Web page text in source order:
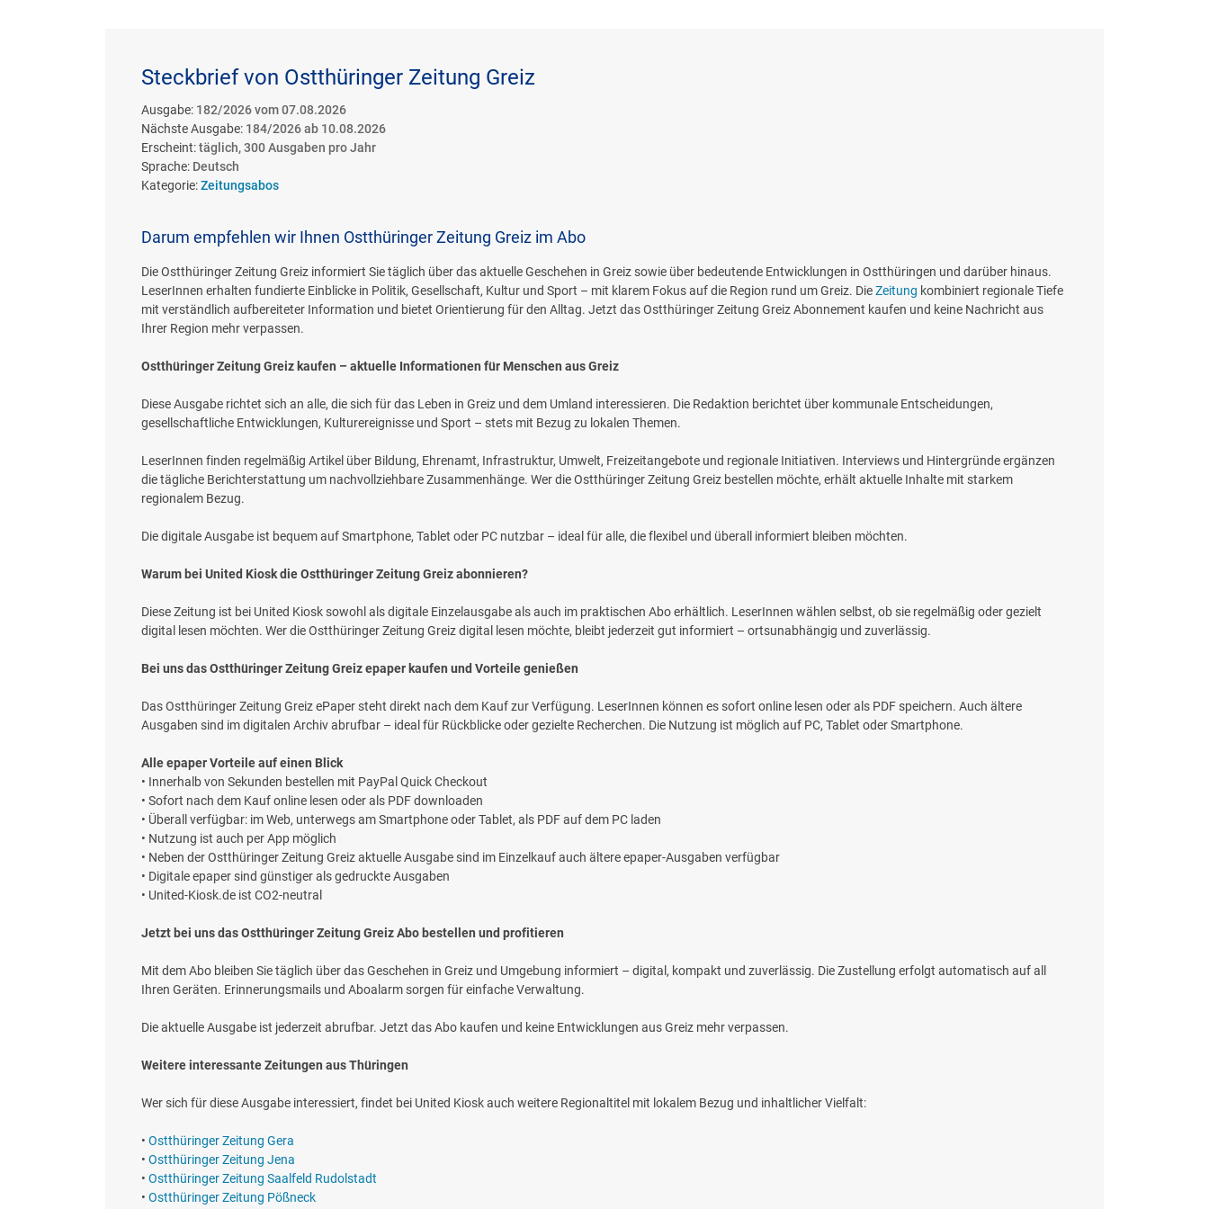
Steckbrief von Ostthüringer Zeitung Greiz
Ausgabe: 182/2026 vom 07.08.2026
Nächste Ausgabe: 184/2026 ab 10.08.2026
Erscheint:täglich, 300 Ausgaben pro Jahr
Sprache: Deutsch
Kategorie:Zeitungsabos
Darum empfehlen wir Ihnen Ostthüringer Zeitung Greiz im Abo
Die Ostthüringer Zeitung Greiz informiert Sie täglich über das aktuelle Geschehen in Greiz sowie über bedeutende Entwicklungen in Ostthüringen und darüber hinaus.
LeserInnen erhalten fundierte Einblicke in Politik, Gesellschaft, Kultur und Sport – mit klarem Fokus auf die Region rund um Greiz. DieZeitung kombiniert regionale Tiefe
mit verständlich aufbereiteter Information und bietet Orientierung für den Alltag. Jetzt das Ostthüringer Zeitung Greiz Abonnement kaufen und keine Nachricht aus
Ihrer Region mehr verpassen.
Ostthüringer Zeitung Greiz kaufen – aktuelle Informationen für Menschen aus Greiz
Diese Ausgabe richtet sich an alle, die sich für das Leben in Greiz und dem Umland interessieren. Die Redaktion berichtet über kommunale Entscheidungen,
gesellschaftliche Entwicklungen, Kulturereignisse und Sport – stets mit Bezug zu lokalen Themen.
LeserInnen finden regelmäßig Artikel über Bildung, Ehrenamt, Infrastruktur, Umwelt, Freizeitangebote und regionale Initiativen. Interviews und Hintergründe ergänzen
die tägliche Berichterstattung um nachvollziehbare Zusammenhänge. Wer die Ostthüringer Zeitung Greiz bestellen möchte, erhält aktuelle Inhalte mit starkem
regionalem Bezug.
Die digitale Ausgabe ist bequem auf Smartphone, Tablet oder PC nutzbar – ideal für alle, die flexibel und überall informiert bleiben möchten.
Warum bei United Kiosk die Ostthüringer Zeitung Greiz abonnieren?
Diese Zeitung ist bei United Kiosk sowohl als digitale Einzelausgabe als auch im praktischen Abo erhältlich. LeserInnen wählen selbst, ob sie regelmäßig oder gezielt
digital lesen möchten. Wer die Ostthüringer Zeitung Greiz digital lesen möchte, bleibt jederzeit gut informiert – ortsunabhängig und zuverlässig.
Bei uns das Ostthüringer Zeitung Greiz epaper kaufen und Vorteile genießen
Das Ostthüringer Zeitung Greiz ePaper steht direkt nach dem Kauf zur Verfügung. LeserInnen können es sofort online lesen oder als PDF speichern. Auch ältere
Ausgaben sind im digitalen Archiv abrufbar – ideal für Rückblicke oder gezielte Recherchen. Die Nutzung ist möglich auf PC, Tablet oder Smartphone.
Alle epaper Vorteile auf einen Blick
• Innerhalb von Sekunden bestellen mit PayPal Quick Checkout
• Sofort nach dem Kauf online lesen oder als PDF downloaden
• Überall verfügbar: im Web, unterwegs am Smartphone oder Tablet, als PDF auf dem PC laden
• Nutzung ist auch per App möglich
• Neben der Ostthüringer Zeitung Greiz aktuelle Ausgabe sind im Einzelkauf auch ältere epaper-Ausgaben verfügbar
• Digitale epaper sind günstiger als gedruckte Ausgaben
• United-Kiosk.de ist CO2-neutral
Jetzt bei uns das Ostthüringer Zeitung Greiz Abo bestellen und profitieren
Mit dem Abo bleiben Sie täglich über das Geschehen in Greiz und Umgebung informiert – digital, kompakt und zuverlässig. Die Zustellung erfolgt automatisch auf all
Ihren Geräten. Erinnerungsmails und Aboalarm sorgen für einfache Verwaltung.
Die aktuelle Ausgabe ist jederzeit abrufbar. Jetzt das Abo kaufen und keine Entwicklungen aus Greiz mehr verpassen.
Weitere interessante Zeitungen aus Thüringen
Wer sich für diese Ausgabe interessiert, findet bei United Kiosk auch weitere Regionaltitel mit lokalem Bezug und inhaltlicher Vielfalt:
• Ostthüringer Zeitung Gera
• Ostthüringer Zeitung Jena
• Ostthüringer Zeitung Saalfeld Rudolstadt
• Ostthüringer Zeitung Pößneck